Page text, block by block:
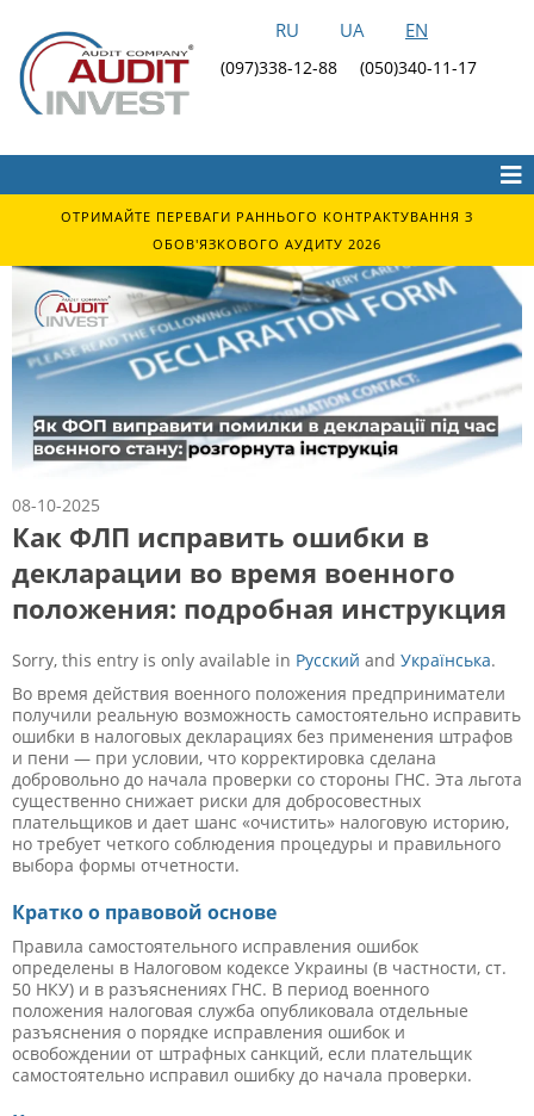
RU UA EN
(097)338-12-88 (050)340-11-17
ОТРИМАЙТЕ ПЕРЕВАГИ РАННЬОГО КОНТРАКТУВАННЯ З
ОБОВ'ЯЗКОВОГО АУДИТУ 2026
08-10-2025
Как ФЛП исправить ошибки в
декларации во время военного
положения: подробная инструкция
Sorry, this entry is only available in Русский and Українська.
Во время действия военного положения предприниматели
получили реальную возможность самостоятельно исправить
ошибки в налоговых декларациях без применения штрафов
и пени — при условии, что корректировка сделана
добровольно до начала проверки со стороны ГНС. Эта льгота
существенно снижает риски для добросовестных
плательщиков и дает шанс «очистить» налоговую историю,
но требует четкого соблюдения процедуры и правильного
выбора формы отчетности.
Кратко о правовой основе
Правила самостоятельного исправления ошибок
определены в Налоговом кодексе Украины (в частности, ст.
50 НКУ) и в разъяснениях ГНС. В период военного
положения налоговая служба опубликовала отдельные
разъяснения о порядке исправления ошибок и
освобождении от штрафных санкций, если плательщик
самостоятельно исправил ошибку до начала проверки.